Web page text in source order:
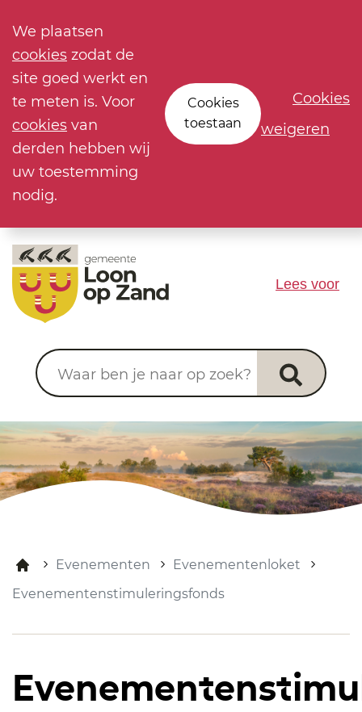
We plaatsen
cookies zodat de
site goed werkt en
te meten is. Voor
cookies van
derden hebben wij
uw toestemming
nodig.
Cookies
toestaan
Cookies
weigeren
Waar ben je naar op zoek?
Lees voor
Evenementen
Evenementenloket
Evenementenstimuleringsfonds